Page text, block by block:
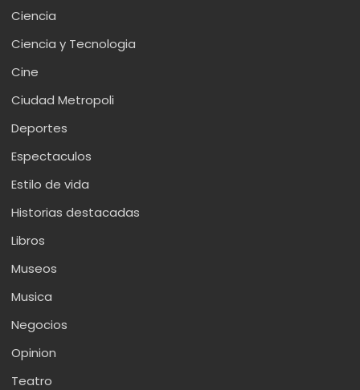
Ciencia
Ciencia y Tecnologia
Cine
Ciudad Metropoli
Deportes
Espectaculos
Estilo de vida
Historias destacadas
Libros
Museos
Musica
Negocios
Opinion
Teatro